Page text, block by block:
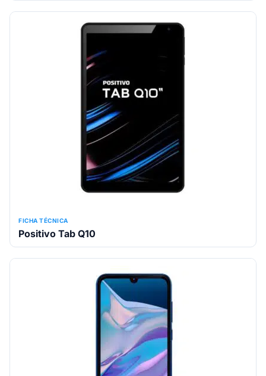
FICHA TÉCNICA
Positivo Tab Q10